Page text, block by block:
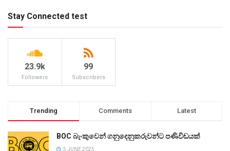
Stay Connected test
23.9k
Followers
99
Subscribers
Trending Comments Latest
BOC බැංකුවෙන් ගනුදෙනුකරුවන්ට පණිවිඩයක්
5 JUNE 2025